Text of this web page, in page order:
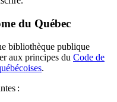
du Québec
bibliothèque publique
aux principes du Code de
.
: